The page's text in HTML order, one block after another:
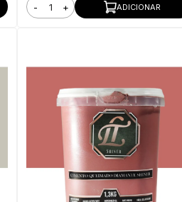
- + ADICIONAR